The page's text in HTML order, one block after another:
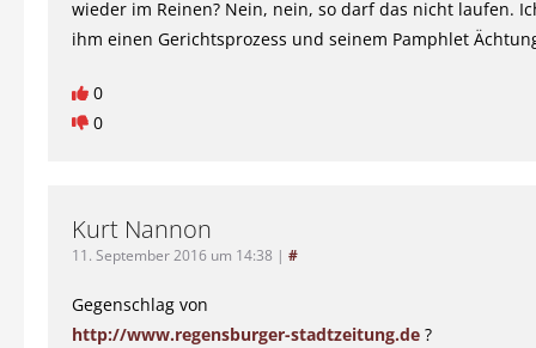
wieder im Reinen? Nein, nein, so darf das nicht laufen.
ihm einen Gerichtsprozess und seinem Pamphlet
0
0
Kurt Nannon
11. September 2016 um 14:38 | #
Gegenschlag von
http://www.regensburger-stadtzeitung.de ?